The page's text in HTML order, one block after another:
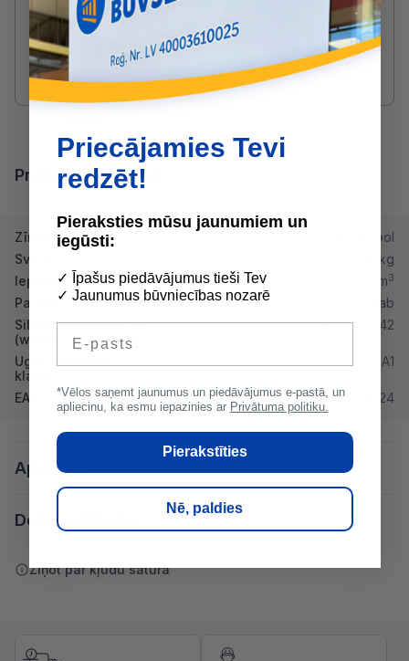
Radušies jautājumi par produktu?
SAZINIES AR DRUVIS:
2233 5731
druvis@buvserviss.lv
Produkta īpašības
Zīmols
Rockwool
Svars
21.58 kg
Iepakojumā
0.75 m3
Paletē
12 gab
Siltumvadītspēja λd
(w/mk)
0,037 - 0,042
Ugunsdrošibas
klase
A1
EAN 5902565794224
Apraksts
Dokumentācija
Ziņot par kļūdu saturā
Priecājamies Tevi
redzēt!
Pieraksties mūsu jaunumiem un
iegūsti:
✓ Īpašus piedāvājumus tieši Tev
✓ Jaunumus būvniecības nozarē
*Vēlos saņemt jaunumus un piedāvājumus e-pastā, un
apliecinu, ka esmu iepazinies ar Privātuma politiku.
Pierakstīties
Nē, paldies